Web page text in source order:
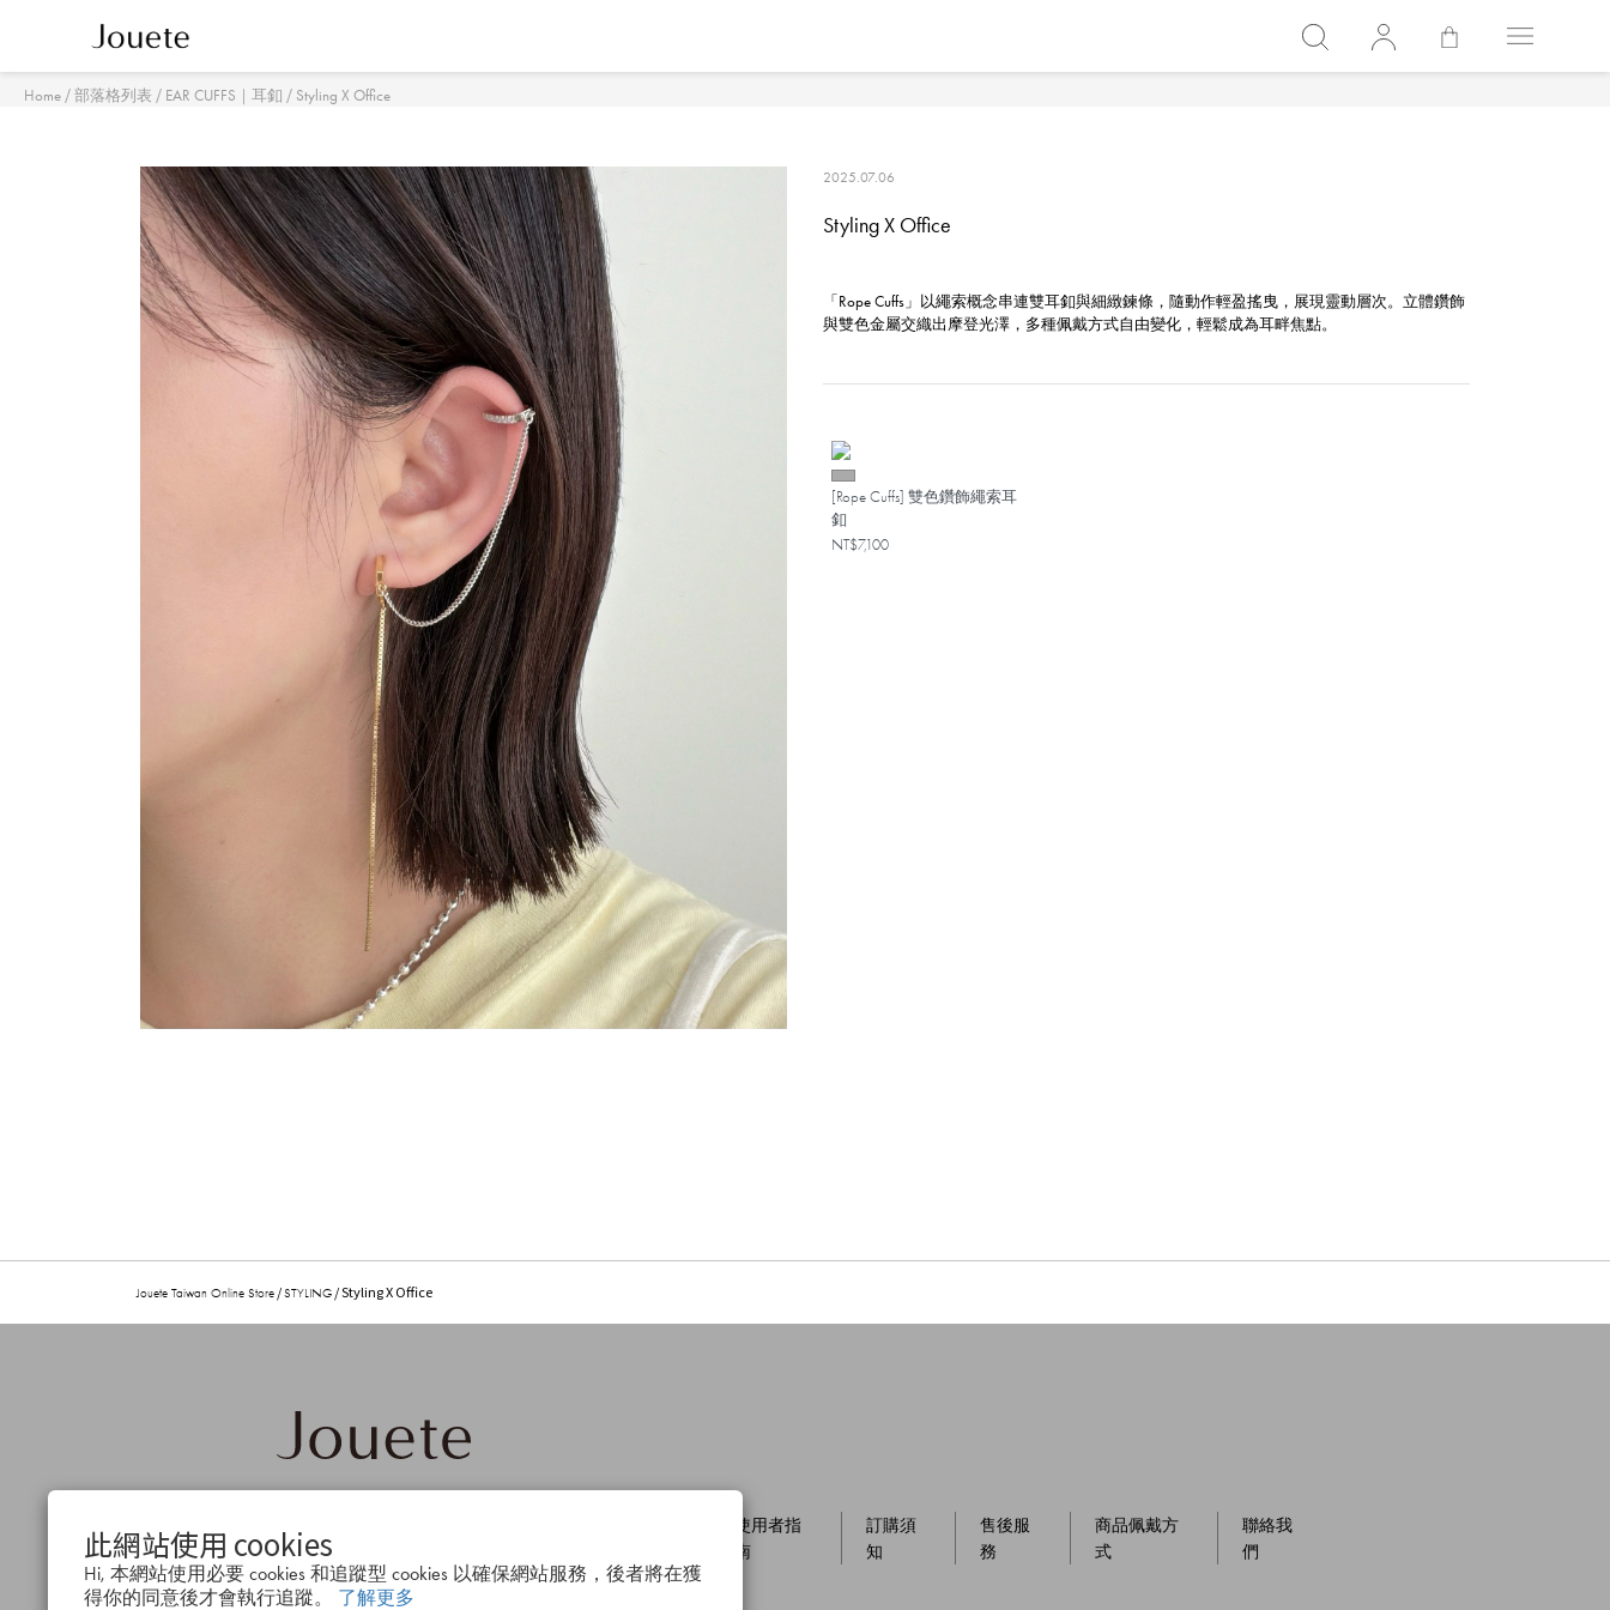
此網站使用 cookies
Hi, 本網站使用必要 cookies 和追蹤型 cookies 以確保網站服務，後者將在獲
得你的同意後才會執行追蹤。 了解更多
Home / 部落格列表 / EAR CUFFS｜耳釦 / Styling X Office
2025.07.06
Styling X Office
「Rope Cuffs」以繩索概念串連雙耳釦與細緻鍊條，隨動作輕盈搖曳，展現靈動層次。立體鑽飾
與雙色金屬交織出摩登光澤，多種佩戴方式自由變化，輕鬆成為耳畔焦點。
[Rope Cuffs] 雙色鑽飾繩索耳
釦
NT$7,100
Jouete Taiwan Online Store/STYLING/ Styling X Office
念
使用者指
南
訂購須
知
售後服
務
商品佩戴方
式
聯絡我
們